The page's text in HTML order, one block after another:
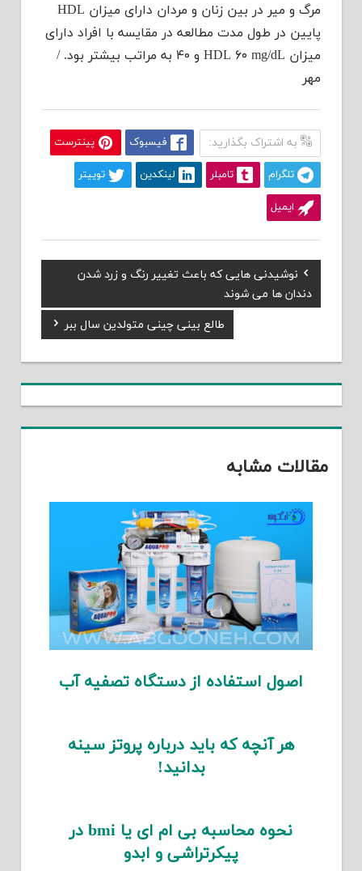
مرگ و میر در بین زنان و مردان دارای میزان HDL
پایین در طول مدت مطالعه در مقایسه با افراد دارای
میزان HDL ۶۰ mg/dL و ۴۰ به مراتب بیشتر بود. /
مهر
به اشتراک بگذارید: فیسبوک پینترست
تلگرام تامبلر لینکدین توییتر
ایمیل
راهبری
Previous
Post:
نوشیدنی هایی که باعث تغییر رنگ و زرد شدن
دندان ها می شوند
Next
Post:
طالع بینی چینی متولدین سال ببر
مقالات مشابه
اصول استفاده از دستگاه تصفیه آب
هر آنچه که باید درباره پروتز سینه
بدانید!
نحوه محاسبه بی ام ای یا bmi در
پیکرتراشی و ابدو